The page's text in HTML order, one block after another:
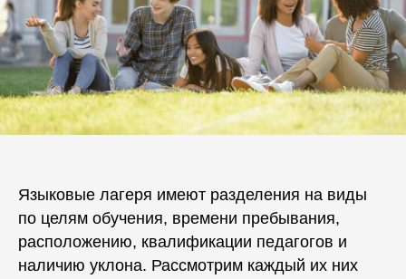
Языковые лагеря имеют разделения на виды
по целям обучения, времени пребывания,
расположению, квалификации педагогов и
наличию уклона. Рассмотрим каждый их них